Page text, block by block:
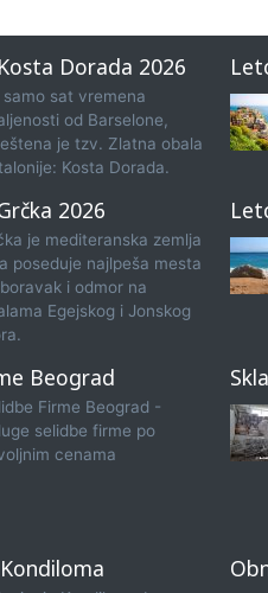
Dorada 2026
samo sat vremena
od Barselone,
je tzv. Zlatna obala
Kosta Dorada.
2026
je mediteranska zemlja
poseduje najlpeša mesta
i odmor na
Egejskog i Jonskog
Beograd
Firme Beograd -
selidbe firme po
cenama